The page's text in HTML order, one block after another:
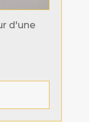
d'une